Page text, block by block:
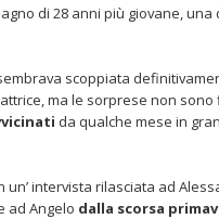
di 28 anni più giovane,
scoppiata
ma le sorprese non sono
da qualche mese in
intervista rilasciata ad
ad Angelo dalla scorsa